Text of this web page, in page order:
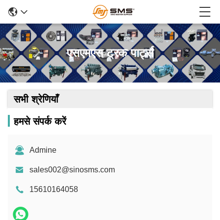
एसएमएस ट्रक पार्ट्स
सभी श्रेणियाँ
हमसे संपर्क करें
Admine
sales002@sinosms.com
15610164058